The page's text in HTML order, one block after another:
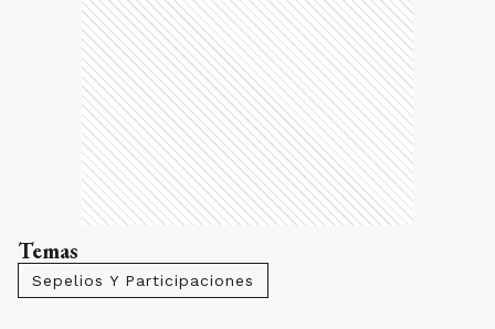
Temas
Sepelios Y Participaciones